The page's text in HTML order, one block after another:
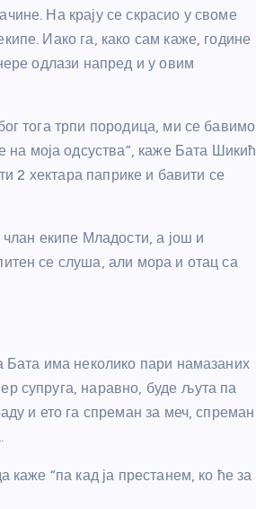
На крају се скрасио у своме
Иако га, како сам каже, године
одлази напред и у овим
тога трпи породица, ми се бавимо
моја одсуства”, каже Бата Шикић
2 хектара паприке и бавити се
екипе Младости, а још и
се слуша, али мора и отац са
Бата има неколико пари намазаних
супруга, наравно, буде љута па
и ето га спреман за меч, спреман
“па кад ја престанем, ко ће за